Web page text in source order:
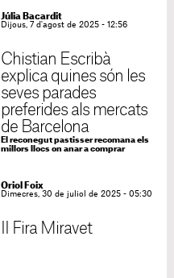
Júlia Bacardit
Dijous, 7 d'agost de 2025 - 12:56
Chistian Escribà
explica quines són les
seves parades
preferides als mercats
de Barcelona
El reconegut pastisser recomana els
millors llocs on anar a comprar
Oriol Foix
Dimecres, 30 de juliol de 2025 - 05:30
II Fira Miravet